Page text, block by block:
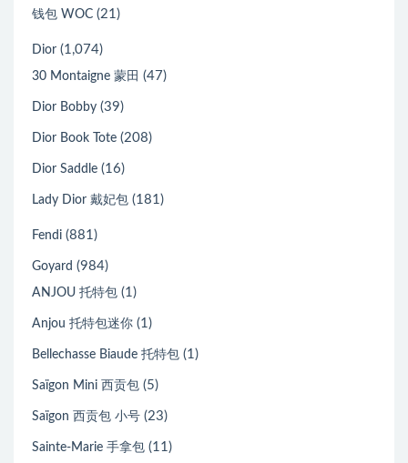
钱包 WOC (21)
Dior (1,074)
30 Montaigne 蒙田 (47)
Dior Bobby (39)
Dior Book Tote (208)
Dior Saddle (16)
Lady Dior 戴妃包 (181)
Fendi (881)
Goyard (984)
ANJOU 托特包 (1)
Anjou 托特包迷你 (1)
Bellechasse Biaude 托特包 (1)
Saïgon Mini 西贡包 (5)
Saïgon 西贡包 小号 (23)
Sainte-Marie 手拿包 (11)